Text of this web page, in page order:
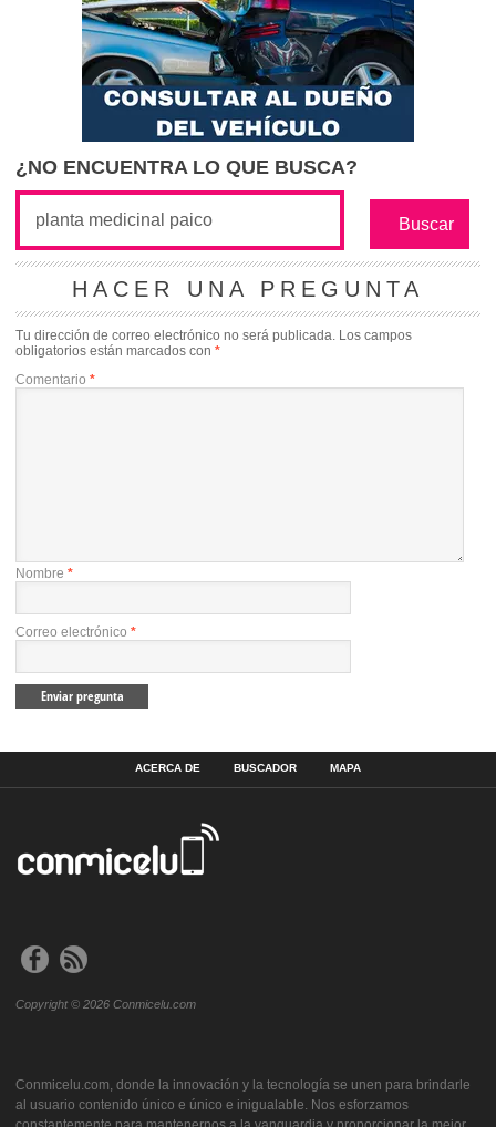
¿NO ENCUENTRA LO QUE BUSCA?
HACER UNA PREGUNTA
Tu dirección de correo electrónico no será publicada. Los campos
obligatorios están marcados con *
Comentario *
Nombre *
Correo electrónico *
ACERCA DE BUSCADOR MAPA
Copyright © 2026 Conmicelu.com
Conmicelu.com, donde la innovación y la tecnología se unen para brindarle
al usuario contenido único e único e inigualable. Nos esforzamos